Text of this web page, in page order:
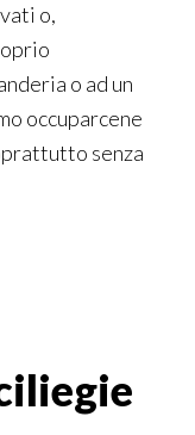
o,
o ad un
occuparcene
senza